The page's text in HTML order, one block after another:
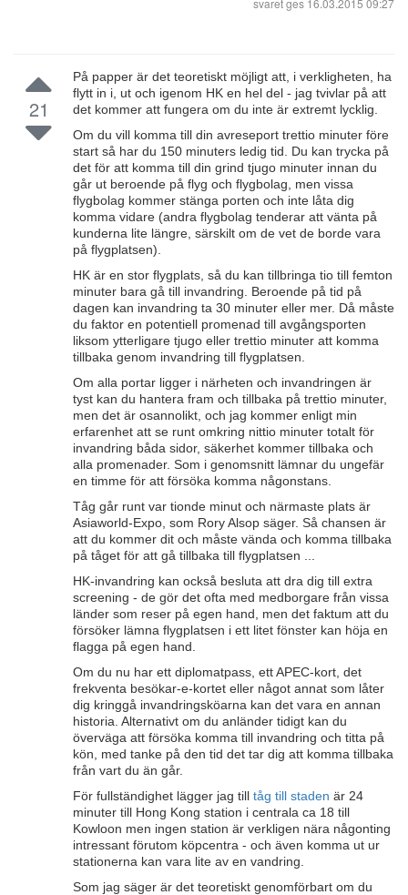
svaret ges 16.03.2015 09:27
21
På papper är det teoretiskt möjligt att, i verkligheten, ha
flytt in i, ut och igenom HK en hel del - jag tvivlar på att
det kommer att fungera om du inte är extremt lycklig.
Om du vill komma till din avreseport trettio minuter före
start så har du 150 minuters ledig tid. Du kan trycka på
det för att komma till din grind tjugo minuter innan du
går ut beroende på flyg och flygbolag, men vissa
flygbolag kommer stänga porten och inte låta dig
komma vidare (andra flygbolag tenderar att vänta på
kunderna lite längre, särskilt om de vet de borde vara
på flygplatsen).
HK är en stor flygplats, så du kan tillbringa tio till femton
minuter bara gå till invandring. Beroende på tid på
dagen kan invandring ta 30 minuter eller mer. Då måste
du faktor en potentiell promenad till avgångsporten
liksom ytterligare tjugo eller trettio minuter att komma
tillbaka genom invandring till flygplatsen.
Om alla portar ligger i närheten och invandringen är
tyst kan du hantera fram och tillbaka på trettio minuter,
men det är osannolikt, och jag kommer enligt min
erfarenhet att se runt omkring nittio minuter totalt för
invandring båda sidor, säkerhet kommer tillbaka och
alla promenader. Som i genomsnitt lämnar du ungefär
en timme för att försöka komma någonstans.
Tåg går runt var tionde minut och närmaste plats är
Asiaworld-Expo, som Rory Alsop säger. Så chansen är
att du kommer dit och måste vända och komma tillbaka
på tåget för att gå tillbaka till flygplatsen ...
HK-invandring kan också besluta att dra dig till extra
screening - de gör det ofta med medborgare från vissa
länder som reser på egen hand, men det faktum att du
försöker lämna flygplatsen i ett litet fönster kan höja en
flagga på egen hand.
Om du nu har ett diplomatpass, ett APEC-kort, det
frekventa besökar-e-kortet eller något annat som låter
dig kringgå invandringsköarna kan det vara en annan
historia. Alternativt om du anländer tidigt kan du
överväga att försöka komma till invandring och titta på
kön, med tanke på den tid det tar dig att komma tillbaka
från vart du än går.
För fullständighet lägger jag till tåg till staden är 24
minuter till Hong Kong station i centrala ca 18 till
Kowloon men ingen station är verkligen nära någonting
intressant förutom köpcentra - och även komma ut ur
stationerna kan vara lite av en vandring.
Som jag säger är det teoretiskt genomförbart om du